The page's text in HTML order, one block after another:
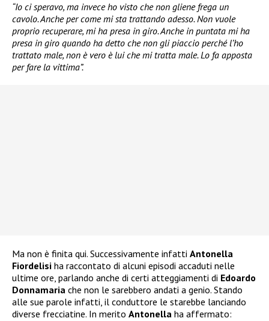
“Io ci speravo, ma invece ho visto che non gliene frega un
cavolo. Anche per come mi sta trattando adesso. Non vuole
proprio recuperare, mi ha presa in giro. Anche in puntata mi ha
presa in giro quando ha detto che non gli piaccio perché l’ho
trattato male, non è vero è lui che mi tratta male. Lo fa apposta
per fare la vittima”.
Ma non è finita qui. Successivamente infatti Antonella
Fiordelisi ha raccontato di alcuni episodi accaduti nelle
ultime ore, parlando anche di certi atteggiamenti di Edoardo
Donnamaria che non le sarebbero andati a genio. Stando
alle sue parole infatti, il conduttore le starebbe lanciando
diverse frecciatine. In merito Antonella ha affermato: